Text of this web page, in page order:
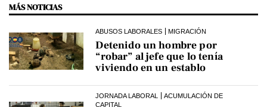
MÁS NOTICIAS
ABUSOS LABORALES MIGRACIÓN
Detenido un hombre por
“robar” al jefe que lo tenía
viviendo en un establo
JORNADA LABORAL
ACUMULACIÓN DE
CAPITAL